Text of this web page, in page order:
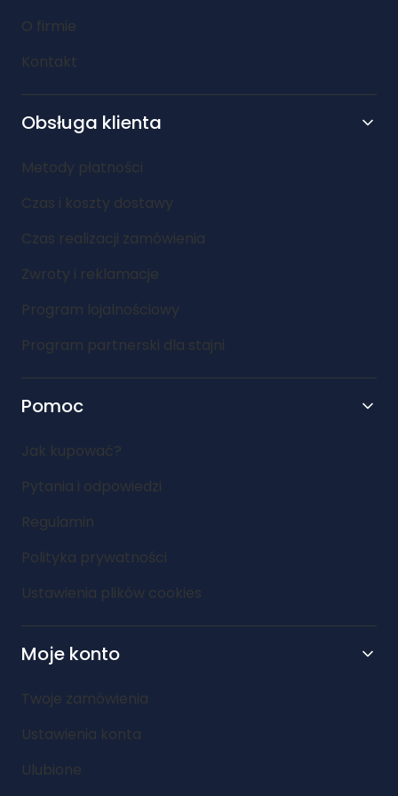
O firmie
Kontakt
Obsługa klienta
Metody płatności
Czas i koszty dostawy
Czas realizacji zamówienia
Zwroty i reklamacje
Program lojalnościowy
Program partnerski dla stajni
Pomoc
Jak kupować?
Pytania i odpowiedzi
Regulamin
Polityka prywatności
Ustawienia plików cookies
Moje konto
Twoje zamówienia
Ustawienia konta
Ulubione